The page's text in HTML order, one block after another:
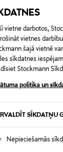
vietne darbotos,
vietnes
šajā vietnē
sīkdatnes
Stockmann
politika un
SĪKDATŅU
Nepieciešamās
RALPH